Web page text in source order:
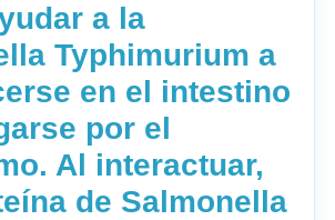
a la
Typhimurium a
en el intestino
por el
Al interactuar,
de Salmonella